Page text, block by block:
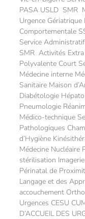
PASA USLD SMR
Urgence
Comportementale
Service
SMR Activités
Polyvalente Court
Médecine interne
Sanitaire Maison
Diabétologie
Pneumologie
Médico-technique
Pathologiques
d’Hygiène
Médecine Nucléaire
stérilisation
Périnatal de
Langage et des
accouchement
Urgences CESU
D’ACCUEIL DES